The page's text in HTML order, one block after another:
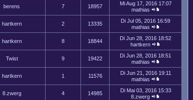
berens 7 18957
Mi Aug 17, 2016 17:07
mathias
hartkern 2 13335
Di Jul 05, 2016 16:59
mathias
hartkern 8 18844
Di Jun 28, 2016 18:52
hartkern
Twist 9 19422
Di Jun 28, 2016 18:51
mathias
hartkern 1 11576
Di Jun 21, 2016 19:11
mathias
8.zwerg 4 14985
Di Mai 03, 2016 15:33
8.zwerg